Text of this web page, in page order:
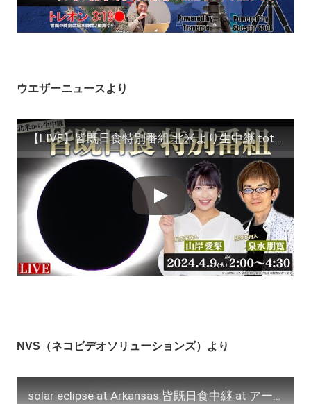
ウエザーニュースより
【LIVE】皆既日食特別番組 北米より生中継 total solar eclipse／2024.4.9(火)2:00〜4:30
NVS（ネコビデオソリューションズ）より
solar eclipse at Arkansas 皆既日食中継 at アーカンソー